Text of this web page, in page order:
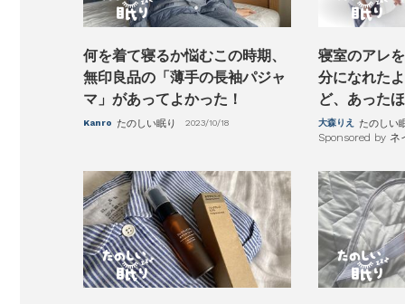
何を着て寝るか悩むこの時期、
無印良品の「薄手の長袖パジャ
マ」があってよかった！
Kanro たのしい眠り 2023/10/18
寝室のアレ
分になれた
ど、あった
大森りえ たのしい
Sponsored by ネ